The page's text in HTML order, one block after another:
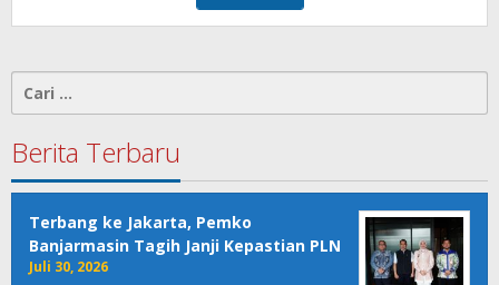
Cari
untuk:
Berita Terbaru
Terbang ke Jakarta, Pemko
Banjarmasin Tagih Janji Kepastian PLN
Juli 30, 2026